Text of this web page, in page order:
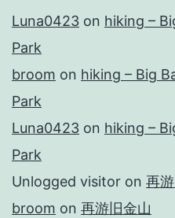
Luna0423 on hiking –
Park
broom on hiking – Big
Park
Luna0423 on hiking –
Park
Unlogged visitor on 再
broom on 再游旧金山